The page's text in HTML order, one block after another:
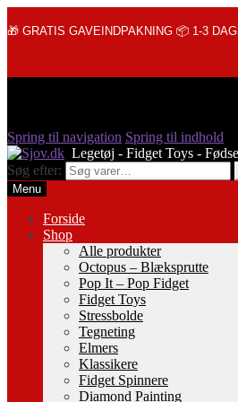
🎁 GRATIS GAVEINDPAKNING 📦 1-3
Spring til navigation Spring til indhold
Søg efter:
Menu
Forside
Shop
Alle produkter
Octopus – Blæksprutte
Pop It – Pop Fidget
Fidget Toys
Stressbolde
Tegneting
Elmers
Klassikere
Fidget Spinnere
Diamond Painting